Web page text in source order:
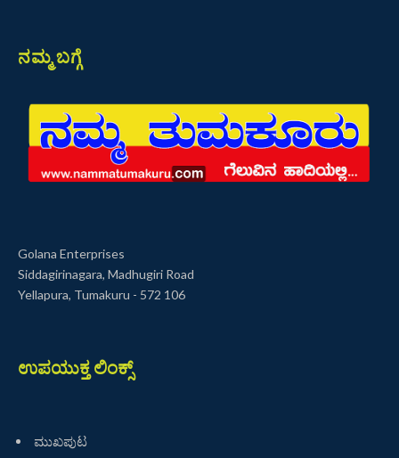
ನಮ್ಮ ಬಗ್ಗೆ
Golana Enterprises
Siddagirinagara, Madhugiri Road
Yellapura, Tumakuru - 572 106
ಉಪಯುಕ್ತ ಲಿಂಕ್ಸ್
ಮುಖಪುಟ